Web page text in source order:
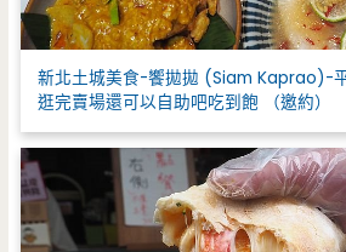
新北土城美食-饗拋拋 (Siam Kaprao)-
逛完賣場還可以自助吧吃到飽 （邀約）